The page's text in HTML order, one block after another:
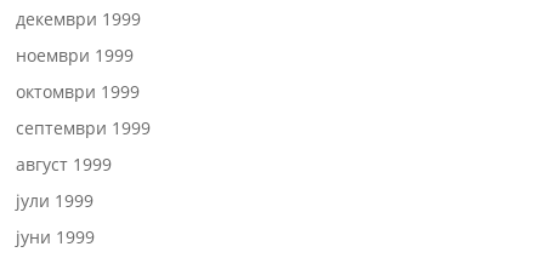
декември 1999
ноември 1999
октомври 1999
септември 1999
август 1999
јули 1999
јуни 1999